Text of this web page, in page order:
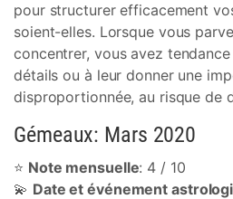
pour structurer efficacement
soient-elles. Lorsque vous
concentrer, vous avez
détails ou à leur donner une
disproportionnée, au risque de
Gémeaux: Mars 2020
⭐ Note mensuelle: 4 / 10
💫 Date et événement